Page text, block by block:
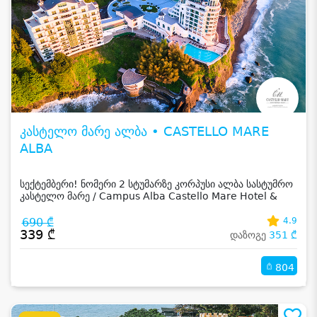
კასტელო მარე ალბა • CASTELLO MARE
ALBA
სექტემბერი! ნომერი 2 სტუმარზე კორპუსი ალბა სასტუმრო
კასტელო მარე / Campus Alba Castello Mare Hotel &
690 ₾
339 ₾
4.9
დაზოგე 351 ₾
804